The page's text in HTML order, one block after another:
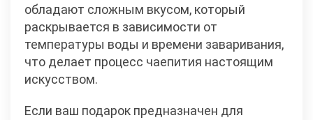
обладают сложным вкусом, который
раскрывается в зависимости от
температуры воды и времени заваривания,
что делает процесс чаепития настоящим
искусством.
Если ваш подарок предназначен для